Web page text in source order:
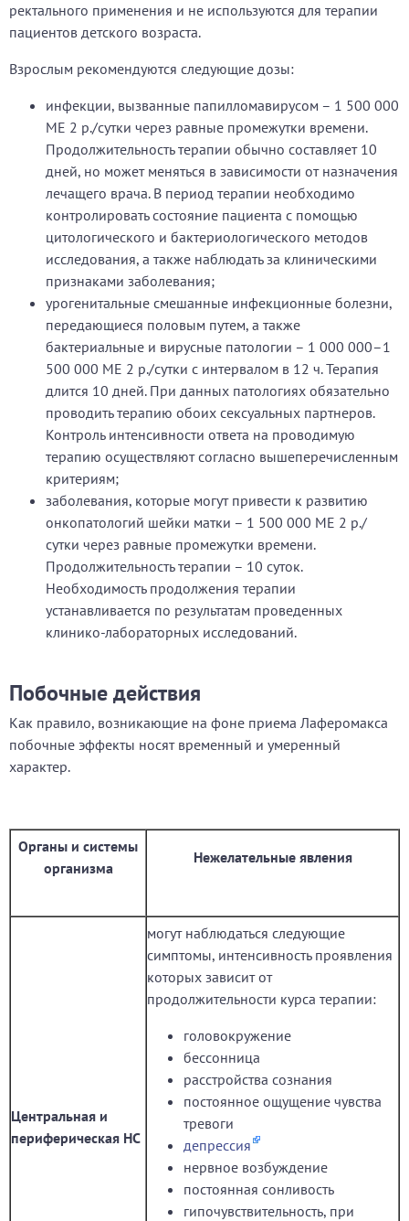
ректального применения и не используются для терапии
пациентов детского возраста.
Взрослым рекомендуются следующие дозы:
инфекции, вызванные папилломавирусом – 1 500 000
МЕ 2 р./сутки через равные промежутки времени.
Продолжительность терапии обычно составляет 10
дней, но может меняться в зависимости от назначения
лечащего врача. В период терапии необходимо
контролировать состояние пациента с помощью
цитологического и бактериологического методов
исследования, а также наблюдать за клиническими
признаками заболевания;
урогенитальные смешанные инфекционные болезни,
передающиеся половым путем, а также
бактериальные и вирусные патологии – 1 000 000–1
500 000 МЕ 2 р./сутки с интервалом в 12 ч. Терапия
длится 10 дней. При данных патологиях обязательно
проводить терапию обоих сексуальных партнеров.
Контроль интенсивности ответа на проводимую
терапию осуществляют согласно вышеперечисленным
критериям;
заболевания, которые могут привести к развитию
онкопатологий шейки матки – 1 500 000 МЕ 2 р./
сутки через равные промежутки времени.
Продолжительность терапии – 10 суток.
Необходимость продолжения терапии
устанавливается по результатам проведенных
клинико-лабораторных исследований.
Побочные действия
Как правило, возникающие на фоне приема Лаферомакса
побочные эффекты носят временный и умеренный
характер.
Органы и системы
организма
Нежелательные явления
Центральная и
периферическая НС
могут наблюдаться следующие
симптомы, интенсивность проявления
которых зависит от
продолжительности курса терапии:
головокружение
бессонница
расстройства сознания
постоянное ощущение чувства
тревоги
депрессия
нервное возбуждение
постоянная сонливость
гипочувствительность, при